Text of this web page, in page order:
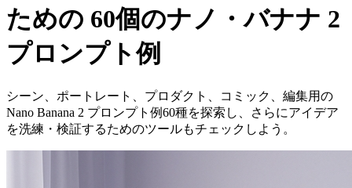
ための 60個のナノ・バナナ 2
プロンプト例
シーン、ポートレート、プロダクト、コミック、編集用の
Nano Banana 2 プロンプト例60種を探索し、さらにアイデア
を洗練・検証するためのツールもチェックしよう。